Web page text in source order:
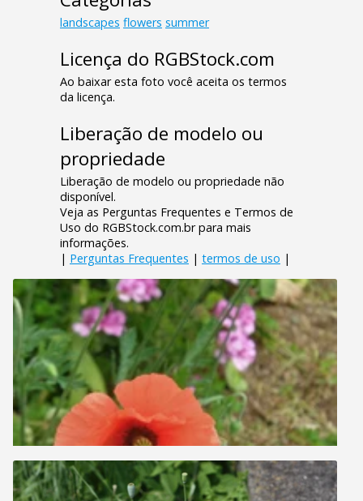
landscapes flowers summer
Licença do RGBStock.com
Ao baixar esta foto você aceita os termos
da licença.
Liberação de modelo ou
propriedade
Liberação de modelo ou propriedade não
disponível.
Veja as Perguntas Frequentes e Termos de
Uso do RGBStock.com.br para mais
informações.
| Perguntas Frequentes | termos de uso |